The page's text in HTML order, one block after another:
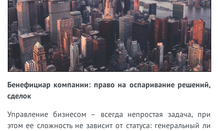
Бенефициар компании: право на оспаривание решений,
сделок
Управление бизнесом – всегда непростая задача, при
этом ее сложность не зависит от статуса: генеральный ли